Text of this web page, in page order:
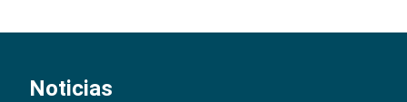
Noticias